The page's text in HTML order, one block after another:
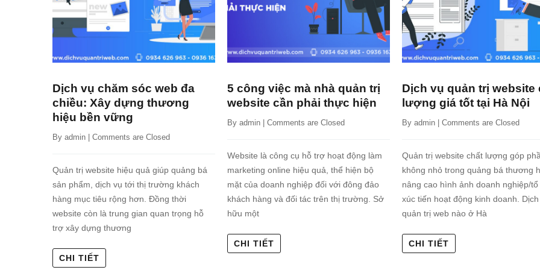
Dịch vụ chăm sóc web đa
chiều: Xây dựng thương
hiệu bền vững
By admin | Comments are Closed
Quản trị website hiệu quả giúp quảng bá
sản phẩm, dịch vụ tới thị trường khách
hàng mục tiêu rộng hơn. Đồng thời
website còn là trung gian quan trọng hỗ
trợ xây dựng thương
CHI TIẾT
5 công việc mà nhà quản trị
website cần phải thực hiện
By admin | Comments are Closed
Website là công cụ hỗ trợ hoạt động làm
marketing online hiệu quả, thể hiện bộ
mặt của doanh nghiệp đối với đông đảo
khách hàng và đối tác trên thị trường. Sở
hữu một
CHI TIẾT
Dịch vụ quản trị website
lượng giá tốt tại Hà Nội
By admin | Comments are Closed
Quản trị website chất lượng góp
không nhỏ trong quảng bá thương
nâng cao hình ảnh doanh nghiệp/tổ
xúc tiến hoạt động kinh doanh. Dịch
quản trị web nào ở Hà
CHI TIẾT